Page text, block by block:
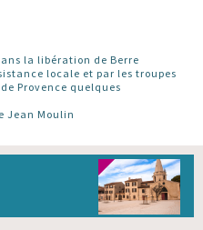
la libération de Berre
locale et par les troupes
Provence quelques
Jean Moulin